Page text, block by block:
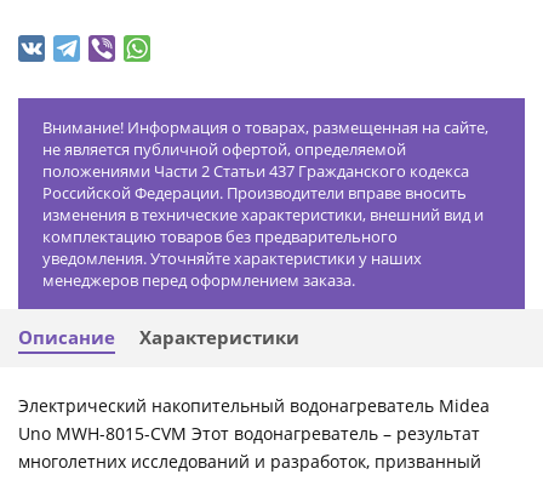
Внимание! Информация о товарах, размещенная на сайте,
не является публичной офертой, определяемой
положениями Части 2 Статьи 437 Гражданского кодекса
Российской Федерации. Производители вправе вносить
изменения в технические характеристики, внешний вид и
комплектацию товаров без предварительного
уведомления. Уточняйте характеристики у наших
менеджеров перед оформлением заказа.
Описание Характеристики
Электрический накопительный водонагреватель Midea
Uno MWH-8015-CVM Этот водонагреватель – результат
многолетних исследований и разработок, призванный